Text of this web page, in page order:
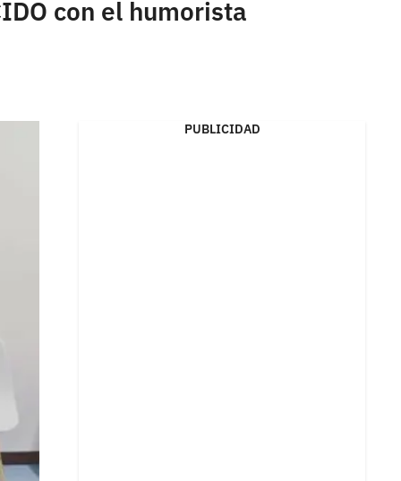
con el humorista
PUBLICIDAD